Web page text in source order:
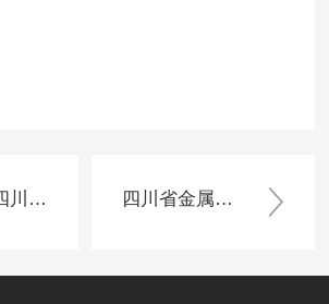
第七届四川省金属学会冶金青年科技奖推荐表 四川省金属学会先进学会工作者推荐表